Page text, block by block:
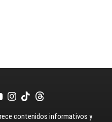
contenidos informativos y